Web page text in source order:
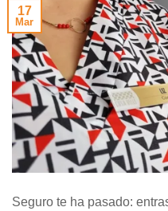
17
Mar
Seguro te ha pasado: